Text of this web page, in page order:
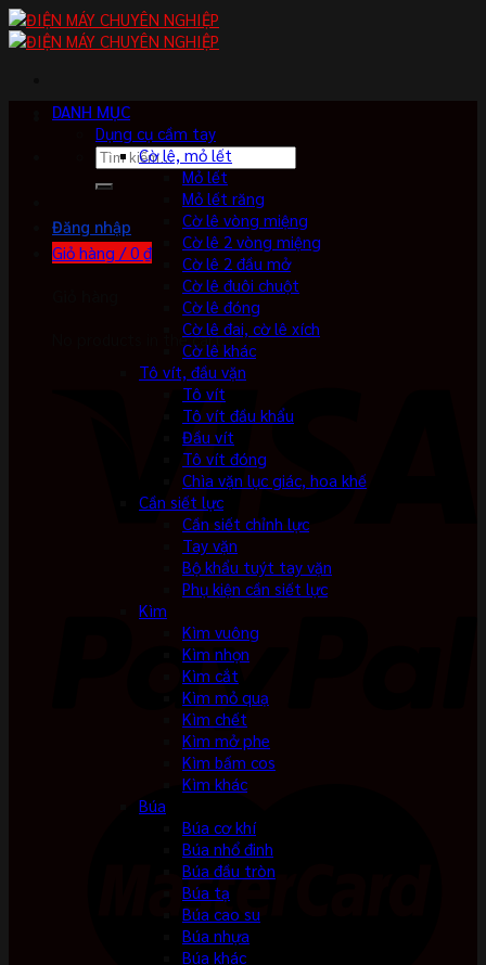
Skip
to
Tìm
kiếm:
Đăng nhập
Giỏ hàng /0 ₫
No products in the cart.
DANH MỤC
Dụng cụ cầm tay
Cờ lê, mỏ lết
Mỏ lết
Mỏ lết răng
Cờ lê vòng miệng
Cờ lê 2 vòng miệng
Cờ lê 2 đầu mở
Cờ lê đuôi chuột
Cờ lê đóng
Cờ lê đai, cờ lê xích
Cờ lê khác
Tô vít, đầu vặn
Tô vít
Tô vít đầu khẩu
Đầu vít
Tô vít đóng
Chìa vặn lục giác, hoa khế
Cần siết lực
Cần siết chỉnh lực
Tay vặn
Bộ khẩu tuýt tay vặn
Phụ kiện cần siết lực
Kìm
Kìm vuông
Kìm nhọn
Kìm cắt
Kìm mỏ quạ
Kìm chết
Kìm mở phe
Kìm bấm cos
Kìm khác
Búa
Búa cơ khí
Búa nhổ đinh
Búa đầu tròn
Búa tạ
Búa cao su
Búa nhựa
Búa khác